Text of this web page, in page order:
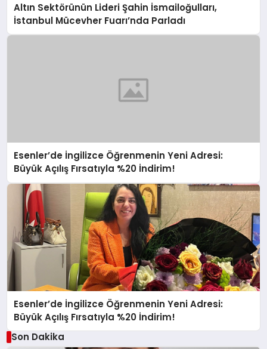
Altın Sektörünün Lideri Şahin İsmailoğulları,
İstanbul Mücevher Fuarı’nda Parladı ￼
Esenler’de İngilizce Öğrenmenin Yeni Adresi:
Büyük Açılış Fırsatıyla %20 İndirim!
Esenler’de İngilizce Öğrenmenin Yeni Adresi:
Büyük Açılış Fırsatıyla %20 İndirim!
Son Dakika